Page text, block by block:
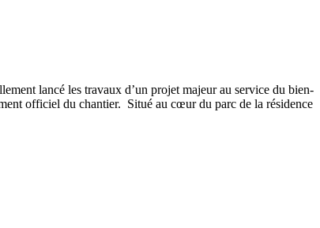
lancé les travaux d’un projet majeur au service du bien-
officiel du chantier. Situé au cœur du parc de la résidence